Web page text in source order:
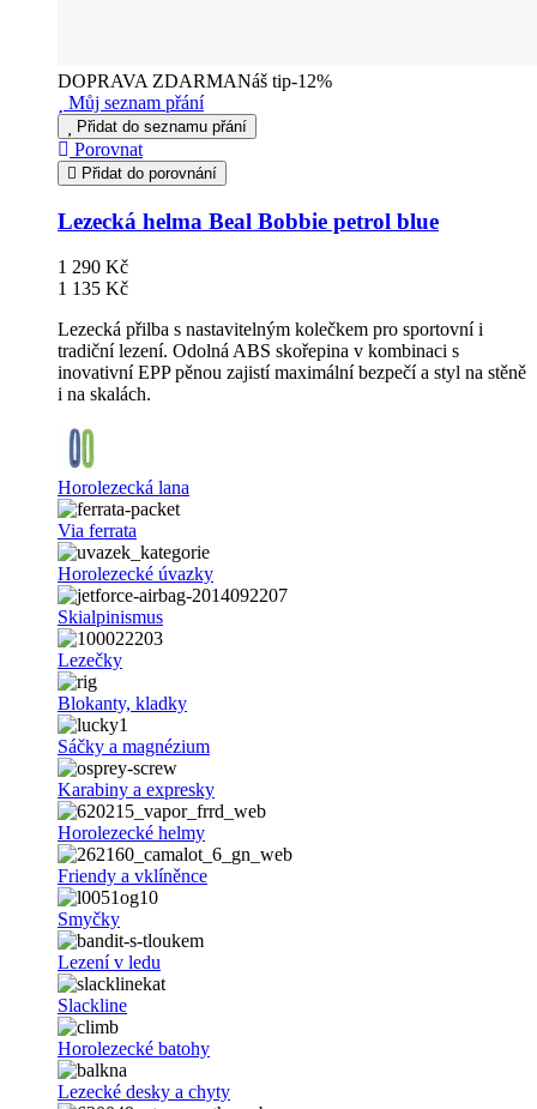
DOPRAVA ZDARMANáš tip-12%
Můj seznam přání
Přidat do seznamu přání
Porovnat
Přidat do porovnání
Lezecká helma Beal Bobbie petrol blue
1 290 Kč
1 135 Kč
Lezecká přilba s nastavitelným kolečkem pro sportovní i
tradiční lezení. Odolná ABS skořepina v kombinaci s
inovativní EPP pěnou zajistí maximální bezpečí a styl na stěně
i na skalách.
Horolezecká lana
Via ferrata
Horolezecké úvazky
Skialpinismus
Lezečky
Blokanty, kladky
Sáčky a magnézium
Karabiny a expresky
Horolezecké helmy
Friendy a vklíněnce
Smyčky
Lezení v ledu
Slackline
Horolezecké batohy
Lezecké desky a chyty